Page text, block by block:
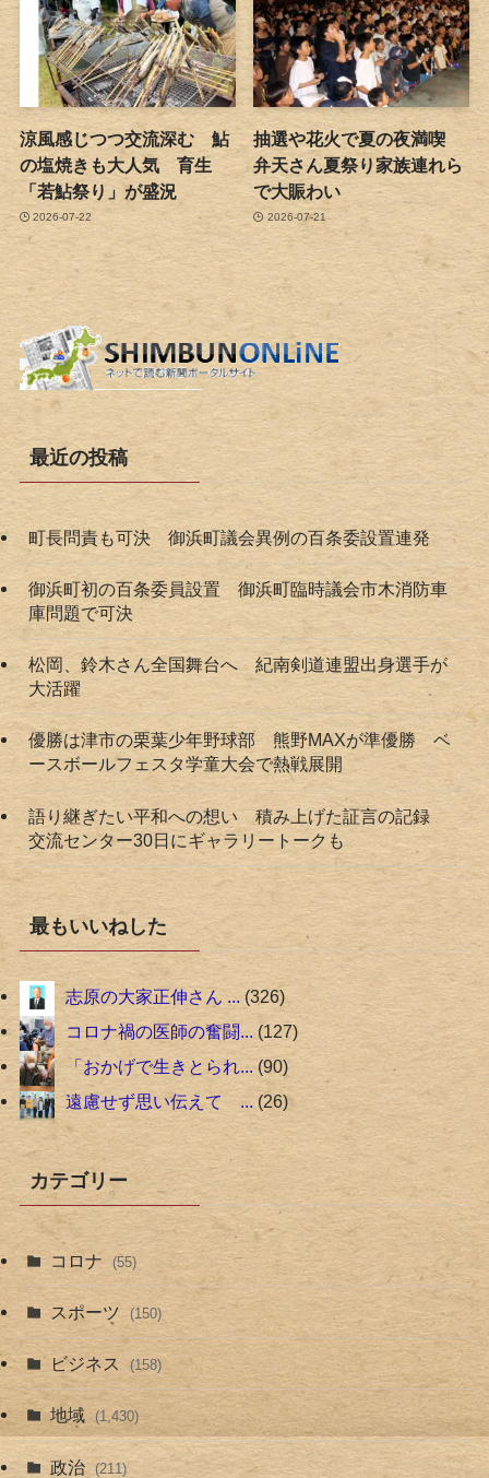
涼風感じつつ交流深む 鮎
の塩焼きも大人気 育生
「若鮎祭り」が盛況
2026-07-22
抽選や花火で夏の夜満喫
弁天さん夏祭り家族連れら
で大賑わい
2026-07-21
最近の投稿
町長問責も可決 御浜町議会異例の百条委設置連発
御浜町初の百条委員設置 御浜町臨時議会市木消防車
庫問題で可決
松岡、鈴木さん全国舞台へ 紀南剣道連盟出身選手が
大活躍
優勝は津市の栗葉少年野球部 熊野MAXが準優勝 ベ
ースボールフェスタ学童大会で熱戦展開
語り継ぎたい平和への想い 積み上げた証言の記録
交流センター30日にギャラリートークも
最もいいねした
志原の大家正伸さん ... 326
コロナ禍の医師の奮闘... 127
「おかげで生きとられ... 90
遠慮せず思い伝えて ... 26
カテゴリー
コロナ (55)
スポーツ (150)
ビジネス (158)
地域 (1,430)
政治 (211)